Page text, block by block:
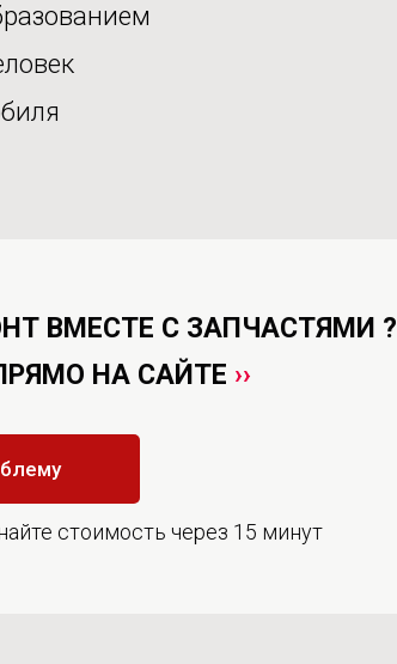
ВМЕСТЕ С ЗАПЧАСТЯМИ ?
НА САЙТЕ ››
стоимость через 15 минут